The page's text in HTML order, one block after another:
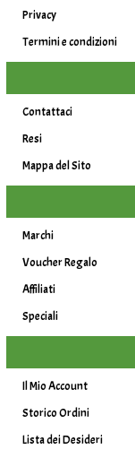
Privacy
Termini e condizioni
Contattaci
Resi
Mappa del Sito
Marchi
Voucher Regalo
Affiliati
Speciali
Il Mio Account
Storico Ordini
Lista dei Desideri